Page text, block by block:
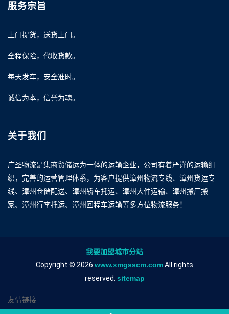
服务宗旨
上门提货，送货上门。
全程保险，代收货款。
每天发车，安全准时。
诚信为本，信誉为魂。
关于我们
广圣物流是集商贸储运为一体的运输企业，公司有着严谨的运输组
织，完善的运营管理体系，为客户提供漳州物流专线、漳州货运专
线、漳州仓储配送、漳州轿车托运、漳州大件运输、漳州搬厂搬
家、漳州行李托运、漳州回程车运输等多方位物流服务！
我要加盟城市分站
Copyright © 2026 www.xmgsscm.comAll rights
reserved. sitemap
友情链接